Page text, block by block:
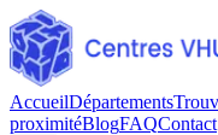
AccueilDépartements
proximitéBlogFAQContact